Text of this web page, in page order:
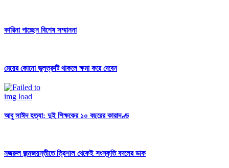
কারিনা পাচ্ছেন বিশেষ সম্মাননা
মেয়ের কোনো ভুলত্রুটি থাকলে ক্ষমা করে দেবেন
আবু সাঈদ হত্যা: দুই শিক্ষকের ১০ বছরের কারাদণ্ড
নজরুল জন্মজয়ন্তীতে ত্রিশাল থেকেই সংস্কৃতি বদলের ডাক